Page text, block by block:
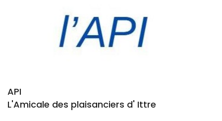
API
L'Amicale des plaisanciers d' Ittre